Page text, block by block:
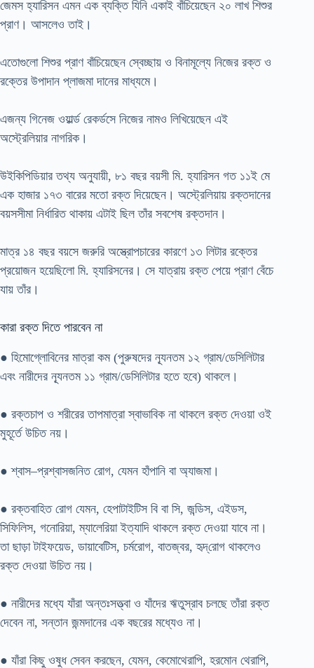
জেমস হ্যারিসন এমন এক ব্যক্তি যিনি একাই বাঁচিয়েছেন ২০ লাখ শিশুর
প্রাণ। আসলেও তাই।
এতোগুলো শিশুর প্রাণ বাঁচিয়েছেন স্বেচ্ছায় ও বিনামূল্যে নিজের রক্ত ও
রক্তের উপাদান প্লাজমা দানের মাধ্যমে।
এজন্য গিনেজ ওয়ার্ল্ড রেকর্ডসে নিজের নামও লিখিয়েছেন এই
অস্ট্রেলিয়ার নাগরিক।
উইকিপিডিয়ার তথ্য অনুযায়ী, ৮১ বছর বয়সী মি. হ্যারিসন গত ১১ই মে
এক হাজার ১৭৩ বারের মতো রক্ত দিয়েছেন। অস্ট্রেলিয়ায় রক্তদানের
বয়সসীমা নির্ধারিত থাকায় এটাই ছিল তাঁর সবশেষ রক্তদান।
মাত্র ১৪ বছর বয়সে জরুরি অস্ত্রোপচারের কারণে ১৩ লিটার রক্তের
প্রয়োজন হয়েছিলো মি. হ্যারিসনের। সে যাত্রায় রক্ত পেয়ে প্রাণ বেঁচে
যায় তাঁর।
কারা রক্ত দিতে পারবেন না
● হিমোগ্লোবিনের মাত্রা কম (পুরুষদের ন্যূনতম ১২ গ্রাম/ডেসিলিটার
এবং নারীদের ন্যূনতম ১১ গ্রাম/ডেসিলিটার হতে হবে) থাকলে।
● রক্তচাপ ও শরীরের তাপমাত্রা স্বাভাবিক না থাকলে রক্ত দেওয়া ওই
মুহূর্তে উচিত নয়।
● শ্বাস–প্রশ্বাসজনিত রোগ, যেমন হাঁপানি বা অ্যাজমা।
● রক্তবাহিত রোগ যেমন, হেপাটাইটিস বি বা সি, জন্ডিস, এইডস,
সিফিলিস, গনোরিয়া, ম্যালেরিয়া ইত্যাদি থাকলে রক্ত দেওয়া যাবে না।
তা ছাড়া টাইফয়েড, ডায়াবেটিস, চর্মরোগ, বাতজ্বর, হৃদ্‌রোগ থাকলেও
রক্ত দেওয়া উচিত নয়।
● নারীদের মধ্যে যাঁরা অন্তঃসত্ত্বা ও যাঁদের ঋতুস্রাব চলছে তাঁরা রক্ত
দেবেন না, সন্তান জন্মদানের এক বছরের মধ্যেও না।
● যাঁরা কিছু ওষুধ সেবন করছেন, যেমন, কেমোথেরাপি, হরমোন থেরাপি,